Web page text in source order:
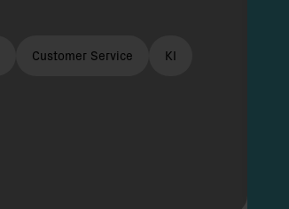
Customer Service KI